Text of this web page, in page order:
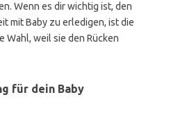
Wenn es dir wichtig ist, den
mit Baby zu erledigen, ist die
Wahl, weil sie den Rücken
für dein Baby